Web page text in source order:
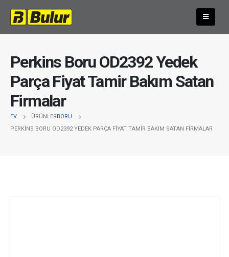
Perkins Boru OD2392 Yedek
Parça Fiyat Tamir Bakım Satan
Firmalar
EV ÜRÜNLERBORU
PERKINS BORU OD2392 YEDEK PARÇA FIYAT TAMIR BAKIM SATAN FIRMALAR